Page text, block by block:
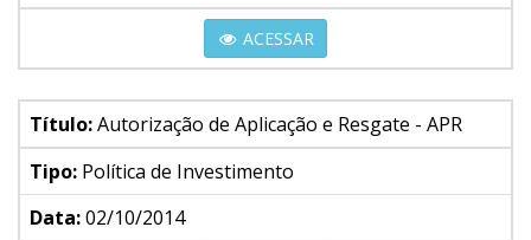
ACESSAR
Título:Autorização de Aplicação e Resgate - APR
Tipo: Política de Investimento
Data:02/10/2014